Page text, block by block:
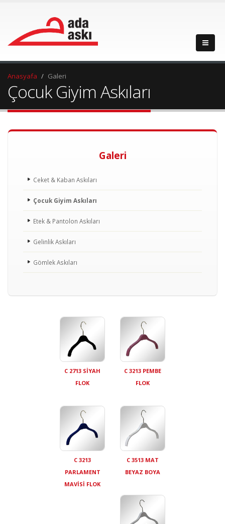
Anasyafa Galeri
Çocuk Giyim Askıları
Galeri
Ceket & Kaban Askıları
Çocuk Giyim Askıları
Etek & Pantolon Askıları
Gelinlik Askıları
Gömlek Askıları
C 2713 SİYAH
FLOK
C 3213 PEMBE
FLOK
C 3213
PARLAMENT
MAVİSİ FLOK
C 3513 MAT
BEYAZ BOYA